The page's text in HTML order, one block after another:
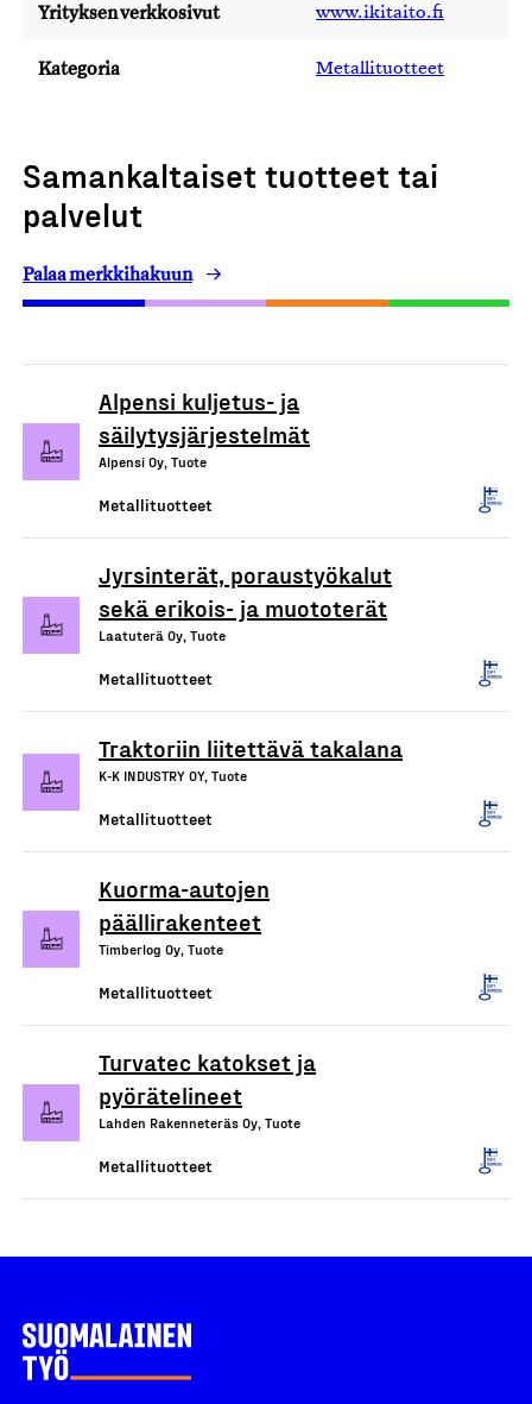
Yrityksen verkkosivut www.ikitaito.fi
Kategoria Metallituotteet
Samankaltaiset tuotteet tai
palvelut
Palaa merkkihakuun
Alpensi kuljetus- ja
säilytysjärjestelmät
Alpensi Oy, Tuote
Metallituotteet
Jyrsinterät, poraustyökalut
sekä erikois- ja muototerät
Laatuterä Oy, Tuote
Metallituotteet
Traktoriin liitettävä takalana
K-K INDUSTRY OY, Tuote
Metallituotteet
Kuorma-autojen
päällirakenteet
Timberlog Oy, Tuote
Metallituotteet
Turvatec katokset ja
pyörätelineet
Lahden Rakenneteräs Oy, Tuote
Metallituotteet